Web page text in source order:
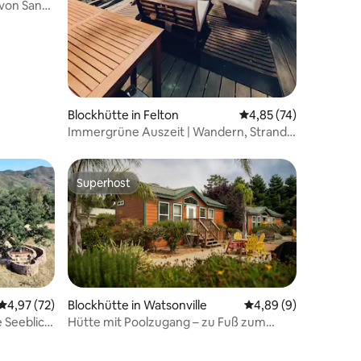
Santa
Blockhütte in Felton Durchschnittliche
4,85 (74)
Immergrüne Auszeit | Wandern, Strand,
Bewertung: 4,97 von 5, 72 Bewertungen
4,97 (72)
Superhost
Superhost
Blockhütte in Watsonville Durchschnittliche
4,89 (9)
Hütte mit Poolzugang – zu Fuß zum